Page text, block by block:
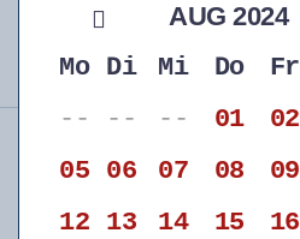
AUG 2024
Mo Di Mi Do Fr
--
-- -- 01 02
05 06 07 08 09
12 13 14 15 16